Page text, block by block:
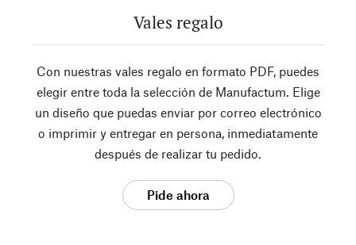
Vales regalo
Con nuestras vales regalo en formato PDF, puedes
elegir entre toda la selección de Manufactum. Elige
un diseño que puedas enviar por correo electrónico
o imprimir y entregar en persona, inmediatamente
después de realizar tu pedido.
Pide ahora